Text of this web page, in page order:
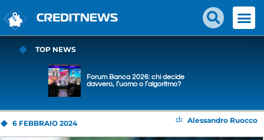
TOP NEWS
Forum Banca 2026: chi decide
davvero, l’uomo o l’algoritmo?
6 FEBBRAIO 2024 di: Alessandro Ruocco